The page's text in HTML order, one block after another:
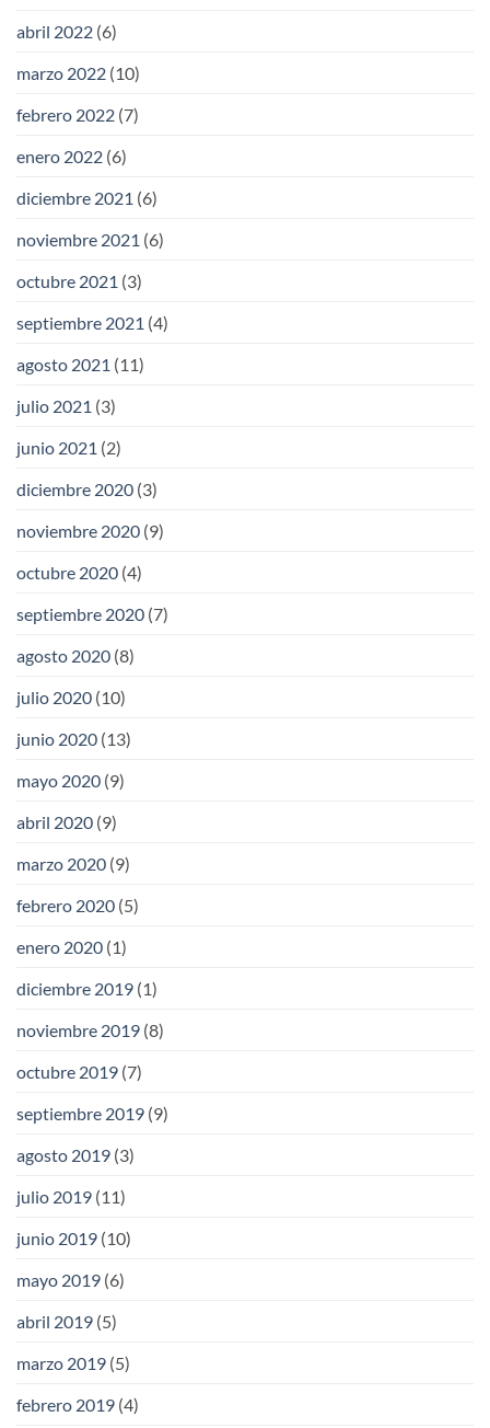
abril 2022 (6)
marzo 2022 (10)
febrero 2022 (7)
enero 2022 (6)
diciembre 2021 (6)
noviembre 2021 (6)
octubre 2021 (3)
septiembre 2021 (4)
agosto 2021 (11)
julio 2021 (3)
junio 2021 (2)
diciembre 2020 (3)
noviembre 2020 (9)
octubre 2020 (4)
septiembre 2020 (7)
agosto 2020 (8)
julio 2020 (10)
junio 2020 (13)
mayo 2020 (9)
abril 2020 (9)
marzo 2020 (9)
febrero 2020 (5)
enero 2020 (1)
diciembre 2019 (1)
noviembre 2019 (8)
octubre 2019 (7)
septiembre 2019 (9)
agosto 2019 (3)
julio 2019 (11)
junio 2019 (10)
mayo 2019 (6)
abril 2019 (5)
marzo 2019 (5)
febrero 2019 (4)